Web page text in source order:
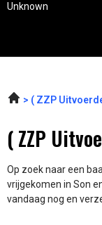
Unknown
( ZZP
( ZZP
Op zoek naar een
vrijgekomen in Son
vandaag nog en